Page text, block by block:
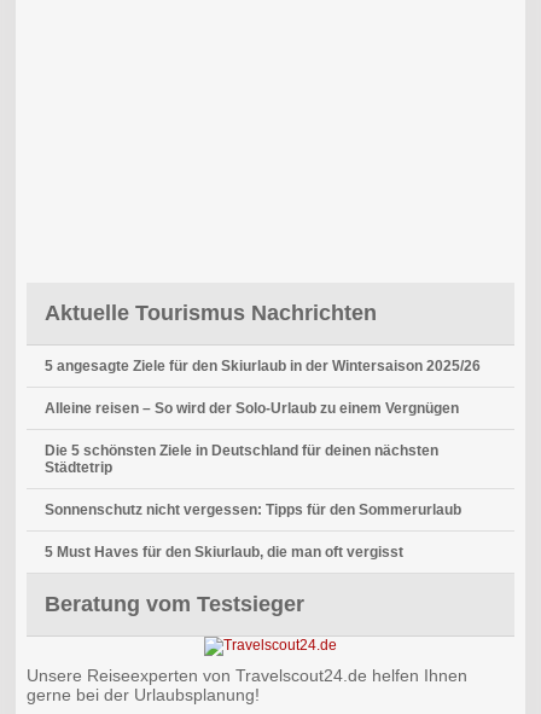
Aktuelle Tourismus Nachrichten
5 angesagte Ziele für den Skiurlaub in der Wintersaison 2025/26
Alleine reisen – So wird der Solo-Urlaub zu einem Vergnügen
Die 5 schönsten Ziele in Deutschland für deinen nächsten
Städtetrip
Sonnenschutz nicht vergessen: Tipps für den Sommerurlaub
5 Must Haves für den Skiurlaub, die man oft vergisst
Beratung vom Testsieger
Unsere Reiseexperten von Travelscout24.de helfen Ihnen
gerne bei der Urlaubsplanung!